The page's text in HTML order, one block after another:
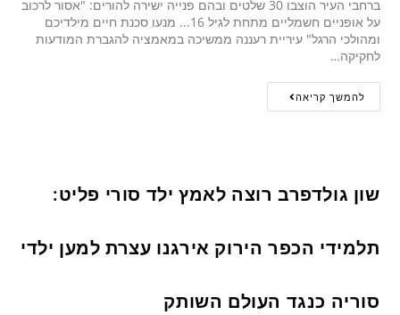
ברחבי העיר הוצבו 30 שלטים ובהם פנייה ישירה להורים: "אסור לרכוב
על אופניים חשמליים מתחת לגיל 16... מנעו סכנת חיים מילדיכם
ומהולכי הרגל" עיריית רעננה ממשיכה במאמציה להגברת המודעות
לחקיקה…
להמשך קריאה
שון גולדפרב רוצה לאמץ ילד סורי פליט:
תלמידי הכפר הירוק אירגנו עצרת למען ילדי
סוריה כנגד העולם השותק